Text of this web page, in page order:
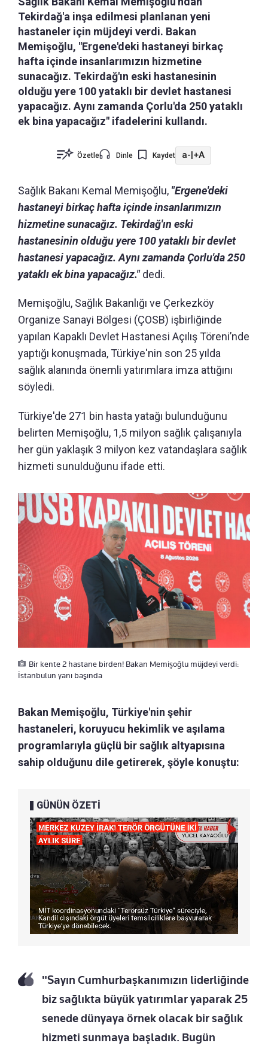
Tekirdağ'a inşa edilmesi planlanan yeni
hastaneler için müjdeyi verdi. Bakan
Memişoğlu, "Ergene'deki hastaneyi birkaç
hafta içinde insanlarımızın hizmetine
sunacağız. Tekirdağ'ın eski hastanesinin
olduğu yere 100 yataklı bir devlet hastanesi
yapacağız. Aynı zamanda Çorlu'da 250 yataklı
ek bina yapacağız" ifadelerini kullandı.
Özetle Dinle Kaydet a- +A
Sağlık Bakanı Kemal Memişoğlu, "Ergene'deki
hastaneyi birkaç hafta içinde insanlarımızın
hizmetine sunacağız. Tekirdağ'ın eski
hastanesinin olduğu yere 100 yataklı bir devlet
hastanesi yapacağız. Aynı zamanda Çorlu'da 250
yataklı ek bina yapacağız."dedi.
Memişoğlu, Sağlık Bakanlığı ve Çerkezköy
Organize Sanayi Bölgesi (ÇOSB) işbirliğinde
yapılan Kapaklı Devlet Hastanesi Açılış Töreni’nde
yaptığı konuşmada, Türkiye'nin son 25 yılda
sağlık alanında önemli yatırımlara imza attığını
söyledi.
Türkiye'de 271 bin hasta yatağı bulunduğunu
belirten Memişoğlu, 1,5 milyon sağlık çalışanıyla
her gün yaklaşık 3 milyon kez vatandaşlara sağlık
hizmeti sunulduğunu ifade etti.
Bir kente 2 hastane birden! Bakan Memişoğlu müjdeyi verdi:
İstanbulun yanı başında
Bakan Memişoğlu, Türkiye'nin şehir
hastaneleri, koruyucu hekimlik ve aşılama
programlarıyla güçlü bir sağlık altyapısına
sahip olduğunu dile getirerek, şöyle konuştu:
GÜNÜN ÖZETİ
"Sayın Cumhurbaşkanımızın liderliğinde
biz sağlıkta büyük yatırımlar yaparak 25
senede dünyaya örnek olacak bir sağlık
hizmeti sunmaya başladık. Bugün